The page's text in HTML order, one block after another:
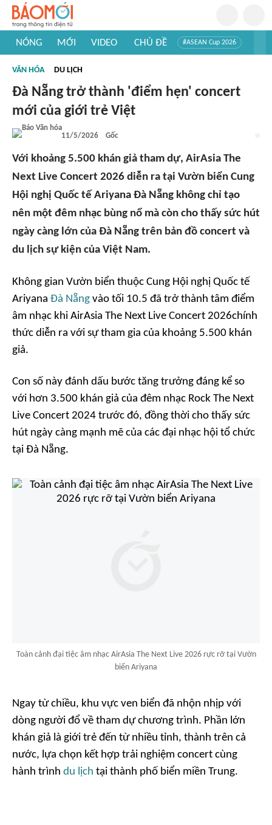
NÓNG MỚI VIDEO CHỦ ĐỀ #ASEAN Cup 2026
#Khám phá thế giới
VĂN HÓA DU LỊCH
Đà Nẵng trở thành 'điểm hẹn' concert
mới của giới trẻ Việt
11/5/2026 Gốc
Với khoảng 5.500 khán giả tham dự, AirAsia The
Next Live Concert 2026 diễn ra tại Vườn biển Cung
Hội nghị Quốc tế Ariyana Đà Nẵng không chỉ tạo
nên một đêm nhạc bùng nổ mà còn cho thấy sức hút
ngày càng lớn của Đà Nẵng trên bản đồ concert và
du lịch sự kiện của Việt Nam.
Không gian Vườn biển thuộc Cung Hội nghị Quốc tế
Ariyana Đà Nẵng vào tối 10.5 đã trở thành tâm điểm
âm nhạc khi AirAsia The Next Live Concert 2026chính
thức diễn ra với sự tham gia của khoảng 5.500 khán
giả.
Con số này đánh dấu bước tăng trưởng đáng kể so
với hơn 3.500 khán giả của đêm nhạc Rock The Next
Live Concert 2024 trước đó, đồng thời cho thấy sức
hút ngày càng mạnh mẽ của các đại nhạc hội tổ chức
tại Đà Nẵng.
Toàn cảnh đại tiệc âm nhạc AirAsia The Next Live 2026 rực rỡ tại Vườn
biển Ariyana
Ngay từ chiều, khu vực ven biển đã nhộn nhịp với
dòng người đổ về tham dự chương trình. Phần lớn
khán giả là giới trẻ đến từ nhiều tỉnh, thành trên cả
nước, lựa chọn kết hợp trải nghiệm concert cùng
hành trình du lịch tại thành phố biển miền Trung.